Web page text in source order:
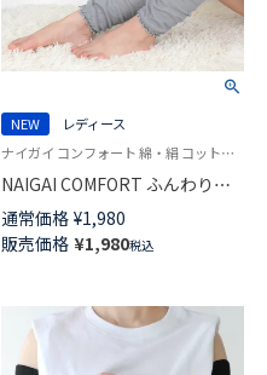
NEW
レディース
ナイガイ コンフォート 綿・絹 コットン・シルク混 手首や足首の冷えに 空調対策 レッグウォーマー アームウォーマー
NAIGAI COMFORT ふんわりガ
ーゼ 肌側シルク 2重編み レッグ
＆アームウォーマー 日本製 レ
ディース 93072330
通常価格 ¥1,980
販売価格 ¥1,980税込